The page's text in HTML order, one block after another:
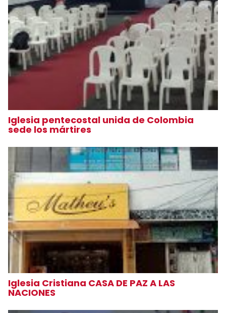
Iglesia pentecostal unida de Colombia
sede los mártires
Iglesia Cristiana CASA DE PAZ A LAS
NACIONES